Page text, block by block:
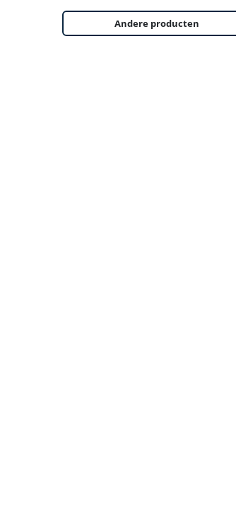
Andere producten